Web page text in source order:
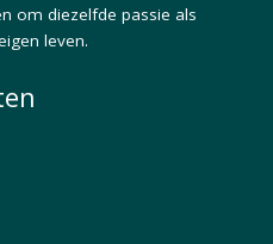
om diezelfde passie als
leven.